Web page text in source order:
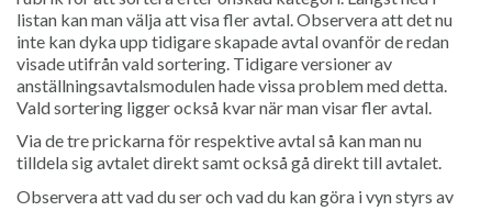
listan kan man välja att visa fler avtal. Observera att det nu
inte kan dyka upp tidigare skapade avtal ovanför de redan
visade utifrån vald sortering. Tidigare versioner av
anställningsavtalsmodulen hade vissa problem med detta.
Vald sortering ligger också kvar när man visar fler avtal.
Via de tre prickarna för respektive avtal så kan man nu
tilldela sig avtalet direkt samt också gå direkt till avtalet.
Observera att vad du ser och vad du kan göra i vyn styrs av